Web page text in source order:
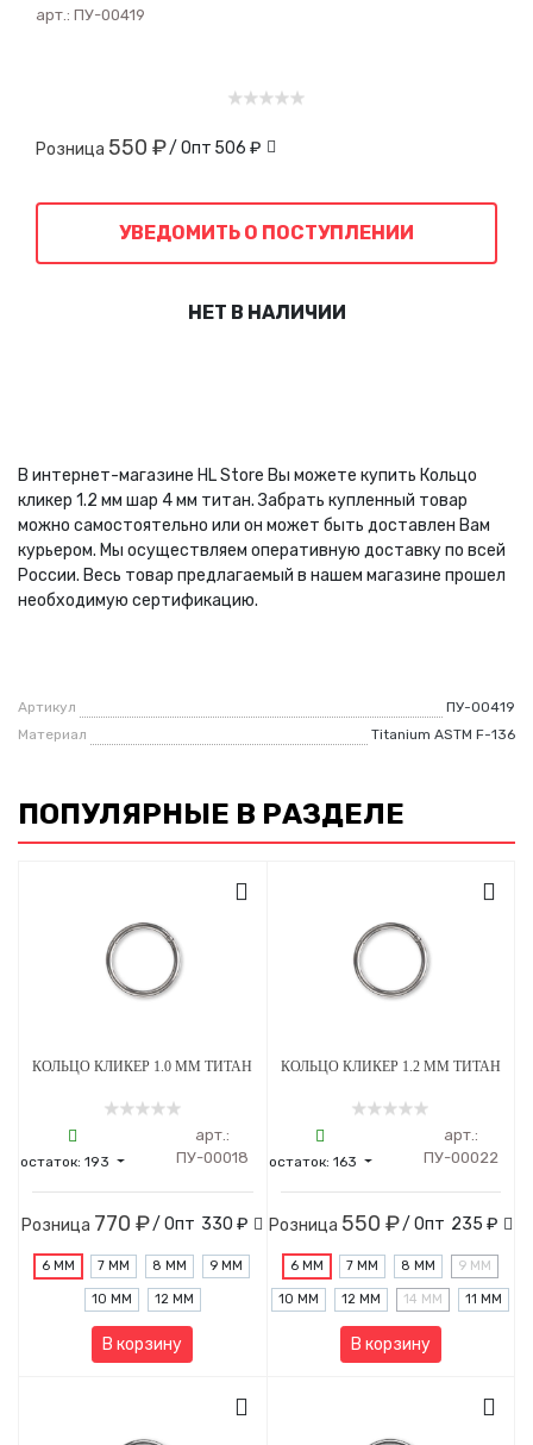
арт.: ПУ-00419
Розница 550 ₽/ Опт 506 ₽
УВЕДОМИТЬ О ПОСТУПЛЕНИИ
НЕТ В НАЛИЧИИ
В интернет-магазине HL Store Вы можете купить Кольцо
кликер 1.2 мм шар 4 мм титан. Забрать купленный товар
можно самостоятельно или он может быть доставлен Вам
курьером. Мы осуществляем оперативную доставку по всей
России. Весь товар предлагаемый в нашем магазине прошел
необходимую сертификацию.
Артикул
ПУ-00419
Материал
Titanium ASTM F-136
ПОПУЛЯРНЫЕ В РАЗДЕЛЕ
КОЛЬЦО КЛИКЕР 1.0 ММ ТИТАН
остаток: 193
арт.:
ПУ-00018
Розница 770 ₽/ Опт 330 ₽
6 ММ 7 ММ 8 ММ 9 ММ
10 ММ 12 ММ
В корзину
КОЛЬЦО КЛИКЕР 1.2 ММ ТИТАН
остаток: 163
арт.:
ПУ-00022
Розница 550 ₽/ Опт 235 ₽
6 ММ 7 ММ 8 ММ 9 ММ
10 ММ 12 ММ 14 ММ 11 ММ
В корзину